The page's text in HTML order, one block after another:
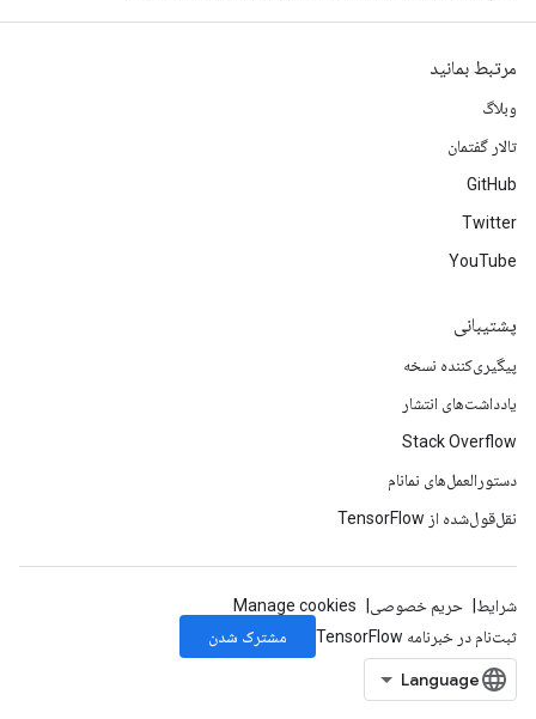
مرتبط بمانید
وبلاگ
تالار گفتمان
GitHub
Twitter
YouTube
پشتیبانی
پیگیری‌کننده نسخه
یادداشت‌های انتشار
Stack Overflow
دستورالعمل‌های نمانام
نقل‌قول‌شده از TensorFlow
شرایط حریم خصوصی
Manage cookies
ثبت‌نام در خبرنامه TensorFlow
مشترک شدن